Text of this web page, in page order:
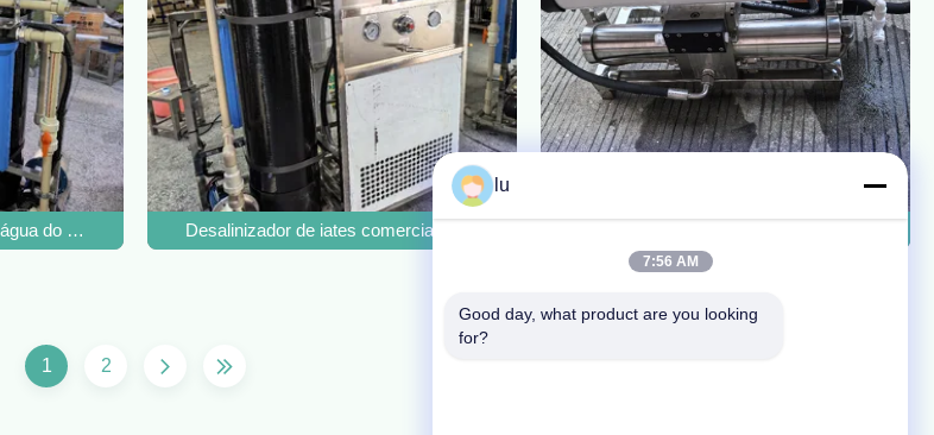
V do mar de 10T de osmose reversa para casas de hóspedes
Desalinizador de iates comerciais de 10 toneladas Sistema de dessalinização de água do mar
1 2
lu
7:56 AM
Good day, what product are you looking
for?